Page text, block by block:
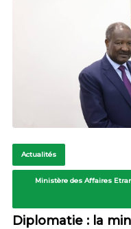
Actualités
Ministère des Affaires
Diplomatie : la